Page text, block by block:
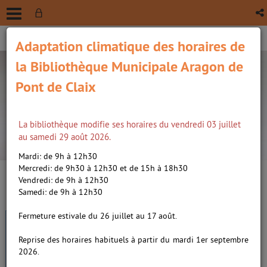
recherche avancée
Lou après tout 01
Le grand effondrement /Leroy,
Adaptation climatique des horaires de
la Bibliothèque Municipale Aragon de
Pont de Claix
La bibliothèque modifie ses horaires du vendredi 03 juillet
au samedi 29 août 2026.
Mardi: de 9h à 12h30
Mercredi: de 9h30 à 12h30 et de 15h à 18h30
Vendredi: de 9h à 12h30
Samedi: de 9h à 12h30
Fermeture estivale du 26 juillet au 17 août.
Reprise des horaires habituels à partir du mardi 1er septembre
2026.